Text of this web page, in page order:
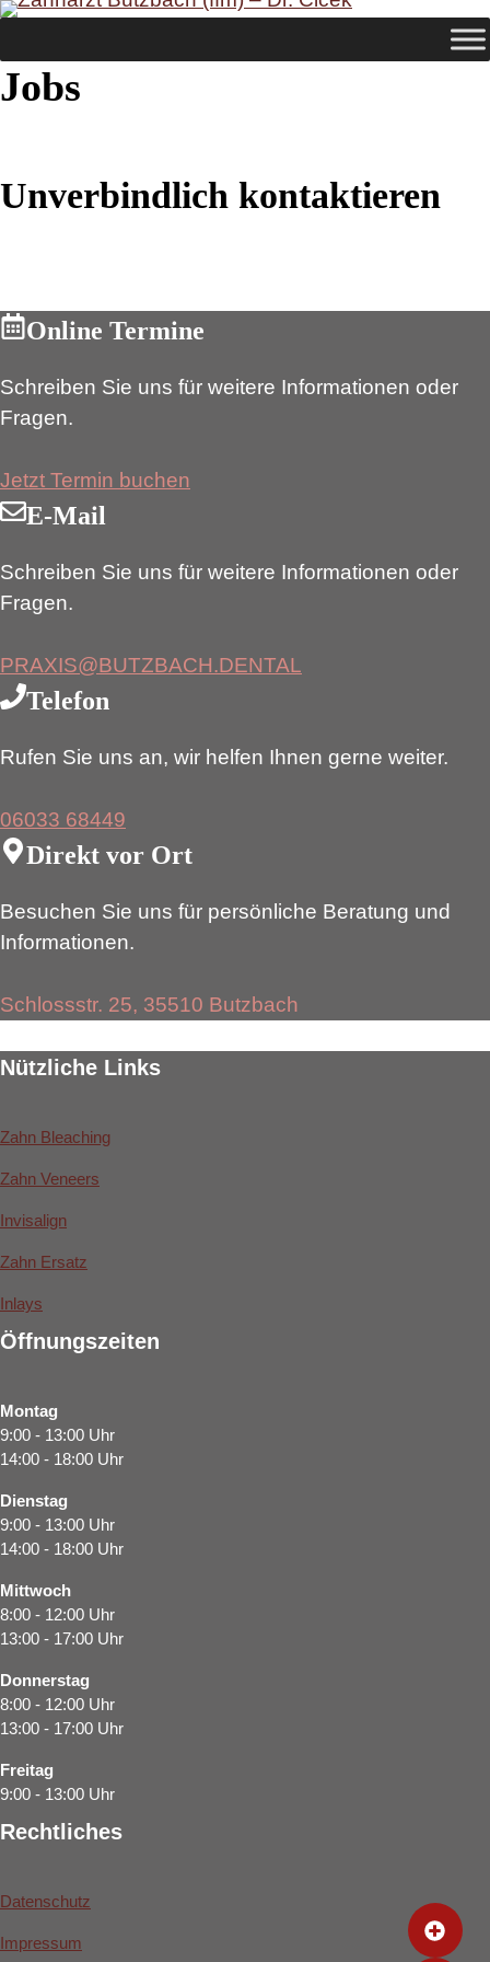
Zum
springen
Jobs
Unverbindlich kontaktieren
Online Termine
Schreiben Sie uns für weitere Informationen oder
Fragen.
Jetzt Termin buchen
E-Mail
Schreiben Sie uns für weitere Informationen oder
Fragen.
PRAXIS@BUTZBACH.DENTAL
Telefon
Rufen Sie uns an, wir helfen Ihnen gerne weiter.
06033 68449
Direkt vor Ort
Besuchen Sie uns für persönliche Beratung und
Informationen.
Schlossstr. 25, 35510 Butzbach
Nützliche Links
Zahn Bleaching
Zahn Veneers
Invisalign
Zahn Ersatz
Inlays
Öffnungszeiten
Montag
9:00 - 13:00 Uhr
14:00 - 18:00 Uhr
Dienstag
9:00 - 13:00 Uhr
14:00 - 18:00 Uhr
Mittwoch
8:00 - 12:00 Uhr
13:00 - 17:00 Uhr
Donnerstag
8:00 - 12:00 Uhr
13:00 - 17:00 Uhr
Freitag
9:00 - 13:00 Uhr
Rechtliches
Datenschutz
Impressum